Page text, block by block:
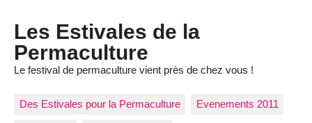
Les Estivales de la
Permaculture
Le festival de permaculture vient près de chez vous !
Des Estivales pour la Permaculture Evenements 2011